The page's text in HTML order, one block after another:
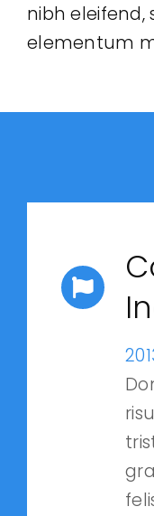
Jobs
nibh eleifend,
elementum